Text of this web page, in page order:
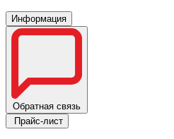
Информация
Обратная связь
Прайс-лист